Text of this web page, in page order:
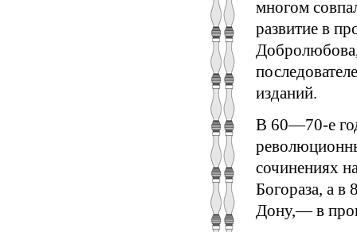
многом
развитие в
изданий.
В 60—70-е
сочинениях
Богораза, а в
Дону,— в